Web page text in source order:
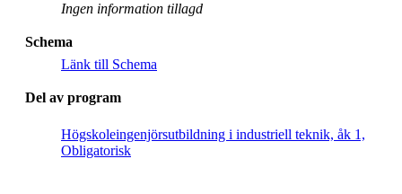
Ingen information tillagd
Schema
Länk till Schema
Del av program
Högskoleingenjörsutbildning i industriell teknik, åk 1,
Obligatorisk